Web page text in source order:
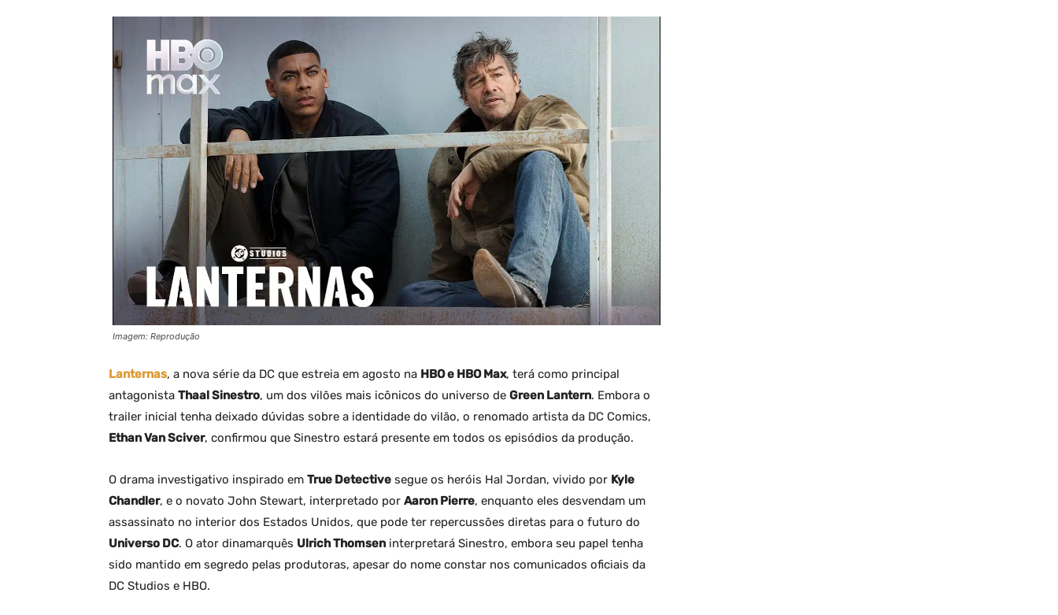
Imagem: Reprodução
Lanternas, a nova série da DC que estreia em agosto na HBO e HBO Max, terá como principal
antagonista Thaal Sinestro, um dos vilões mais icônicos do universo de Green Lantern. Embora o
trailer inicial tenha deixado dúvidas sobre a identidade do vilão, o renomado artista da DC Comics,
Ethan Van Sciver, confirmou que Sinestro estará presente em todos os episódios da produção.
O drama investigativo inspirado em True Detective segue os heróis Hal Jordan, vivido por Kyle
Chandler, e o novato John Stewart, interpretado por Aaron Pierre, enquanto eles desvendam um
assassinato no interior dos Estados Unidos, que pode ter repercussões diretas para o futuro do
Universo DC. O ator dinamarquês Ulrich Thomsen interpretará Sinestro, embora seu papel tenha
sido mantido em segredo pelas produtoras, apesar do nome constar nos comunicados oficiais da
DC Studios e HBO.